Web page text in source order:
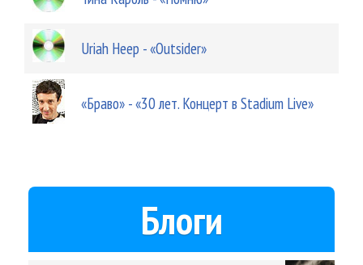
Uriah Heep - «Outsider»
«Браво» - «30 лет. Концерт в Stadium Live»
Блоги